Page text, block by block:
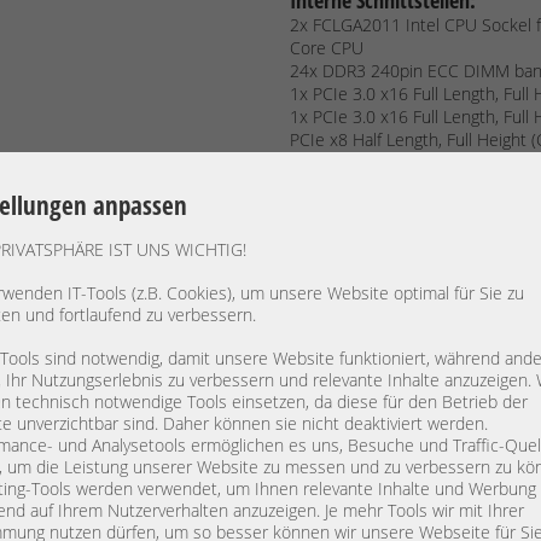
anpassen
IST UNS WICHTIG!
IT-Tools (z.B. Cookies), um unsere Website optimal für Sie zu
und fortlaufend zu verbessern.
sind notwendig, damit unsere Website funktioniert, während
Ihr Nutzungserlebnis zu verbessern und relevante Inhalte anzuzeigen.
technisch notwendige Tools einsetzen, da diese für den Betrieb der
unverzichtbar sind. Daher können sie nicht deaktiviert werden.
und Analysetools ermöglichen es uns, Besuche und Traffic-
um die Leistung unserer Website zu messen und zu verbessern zu
Tools werden verwendet, um Ihnen relevante Inhalte und Werbung
auf Ihrem Nutzerverhalten anzuzeigen. Je mehr Tools wir mit Ihrer
nutzen dürfen, um so besser können wir unsere Webseite für Sie
2x FCLGA2011 Intel CPU
Core CPU
24x DDR3 240pin ECC DIMM
1x PCIe 3.0 x16 Full Length, Full
1x PCIe 3.0 x16 Full Length,
PCIe x8 Half Length, Full Height
1x PCIe 3.0 x16 Full Length,
1x PCIe 2.0 x4 Half Length, Full
2x SFF-8087 P420i Storage
1x S-ATA
6x USB 2.0 (2x Front)
4x RJ-45 LAN Gigabit 10/100/
1x RJ-45 Servermanagement iLO3
2x VGA 15pol. D-SUB (1x Front)
1x Seriell RS232 interface
Grafikkarte: onboard
Powerunits:2x HP HotSwap
Kompatible Betriebssysteme:
Windows:Windows Server 2008/R2, 2012/